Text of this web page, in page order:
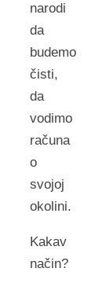
narodi
da
budemo
čisti,
da
vodimo
računa
o
svojoj
okolini.
Kakav
način?